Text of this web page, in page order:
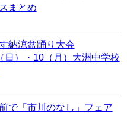
まとめ
納涼盆踊り大会
日）・10（月）大洲中学校
で「市川のなし」フェア